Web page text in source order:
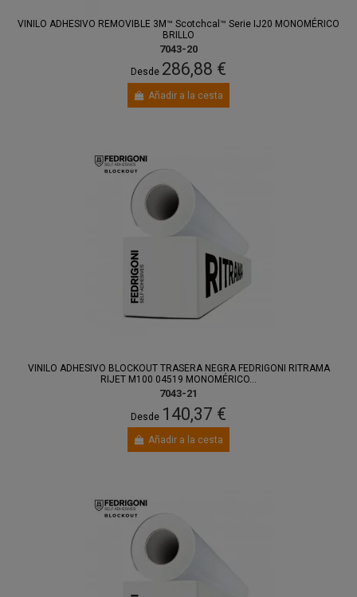
VINILO ADHESIVO REMOVIBLE 3M™ Scotchcal™ Serie IJ20 MONOMÉRICO
BRILLO
7043-20
Desde 286,88 €
Añadir a la cesta
VINILO ADHESIVO BLOCKOUT TRASERA NEGRA FEDRIGONI RITRAMA
RIJET M100 04519 MONOMÉRICO...
7043-21
Desde 140,37 €
Añadir a la cesta